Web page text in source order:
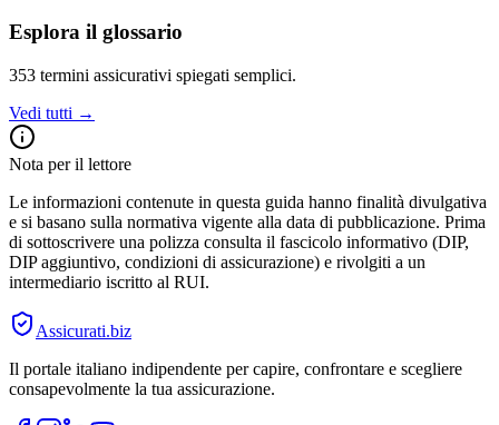
Esplora il glossario
353 termini assicurativi spiegati semplici.
Vedi tutti →
Nota per il lettore
Le informazioni contenute in questa guida hanno finalità divulgativa
e si basano sulla normativa vigente alla data di pubblicazione. Prima
di sottoscrivere una polizza consulta il fascicolo informativo (DIP,
DIP aggiuntivo, condizioni di assicurazione) e rivolgiti a un
intermediario iscritto al RUI.
Assicurati.biz
Il portale italiano indipendente per capire, confrontare e scegliere
consapevolmente la tua assicurazione.